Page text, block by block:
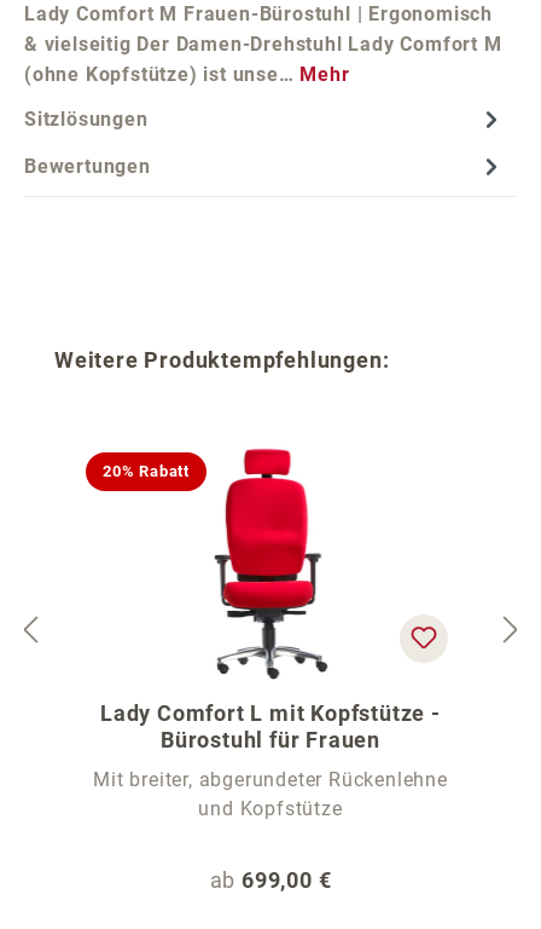
Lady Comfort M Frauen-Bürostuhl | Ergonomisch
& vielseitig Der Damen-Drehstuhl Lady Comfort M
(ohne Kopfstütze) ist unse… Mehr
Sitzlösungen
Bewertungen
Produktgalerie überspringen
Weitere Produktempfehlungen:
20% Rabatt
Lady Comfort L mit Kopfstütze -
Bürostuhl für Frauen
Mit breiter, abgerundeter Rückenlehne
und Kopfstütze
Regulärer Preis:
ab 699,00 €